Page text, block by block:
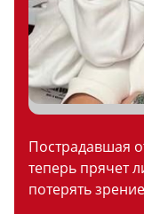
Пострадавшая
теперь прячет
потерять